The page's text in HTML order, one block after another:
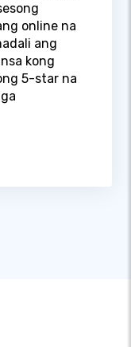
online na
ang
kong
5-star na